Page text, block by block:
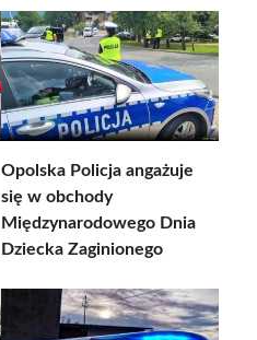
Opolska Policja angażuje
się w obchody
Międzynarodowego Dnia
Dziecka Zaginionego